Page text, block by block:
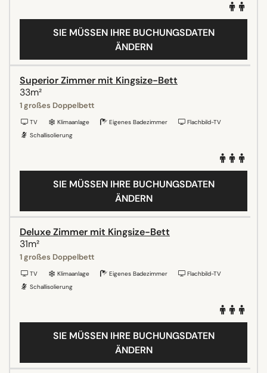
SIE MÜSSEN IHRE BUCHUNGSDATEN
ÄNDERN
Superior Zimmer mit Kingsize-Bett
33m²
1 großes Doppelbett
TV Klimaanlage Eigenes Badezimmer
Flachbild-TV
Schallisolierung
SIE MÜSSEN IHRE BUCHUNGSDATEN
ÄNDERN
Deluxe Zimmer mit Kingsize-Bett
31m²
1 großes Doppelbett
TV Klimaanlage Eigenes Badezimmer
Flachbild-TV
Schallisolierung
SIE MÜSSEN IHRE BUCHUNGSDATEN
ÄNDERN